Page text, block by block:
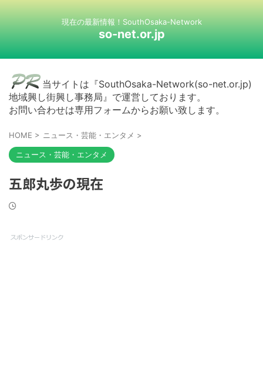
現在の最新情報！SouthOsaka-Network
so-net.or.jp
当サイトは『SouthOsaka-Network(so-net.or.jp)
地域興し街興し事務局』で運営しております。
お問い合わせは専用フォームからお願い致します。
HOME > ニュース・芸能・エンタメ >
ニュース・芸能・エンタメ
五郎丸歩の現在